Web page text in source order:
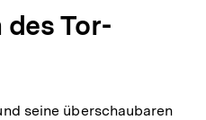
Tor-
seine überschaubaren